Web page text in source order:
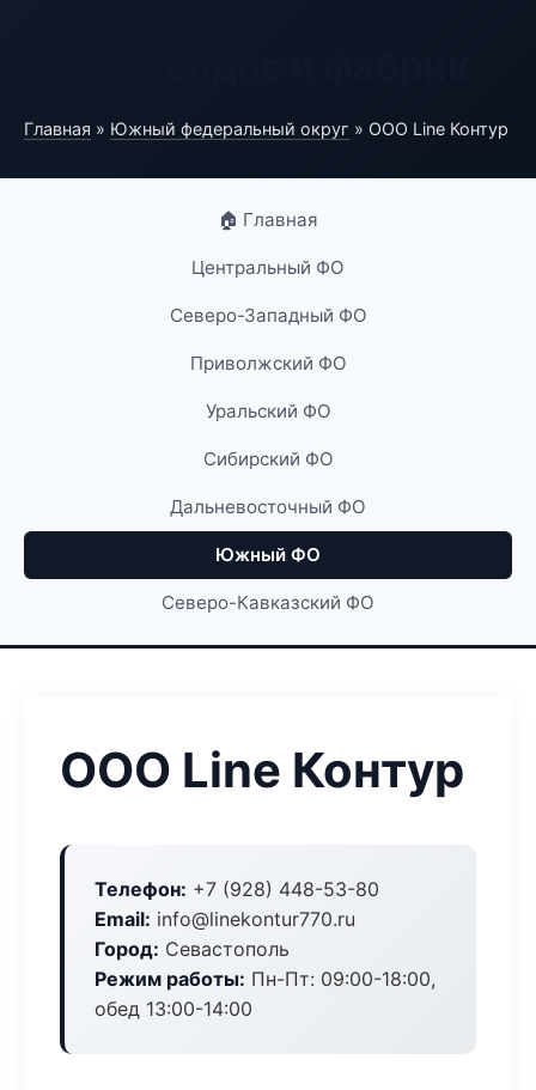
Главная » Южный федеральный округ » ООО Line Контур
🏠 Главная
Центральный ФО
Северо-Западный ФО
Приволжский ФО
Уральский ФО
Сибирский ФО
Дальневосточный ФО
Южный ФО
Северо-Кавказский ФО
ООО Line Контур
Телефон: +7 (928) 448-53-80
Email: info@linekontur770.ru
Город: Севастополь
Режим работы: Пн-Пт: 09:00-18:00,
обед 13:00-14:00